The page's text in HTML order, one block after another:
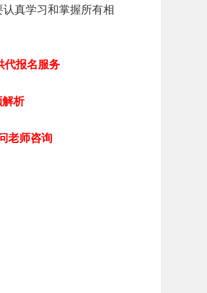
真学习和掌握所有相
代报名服务
析
老师咨询